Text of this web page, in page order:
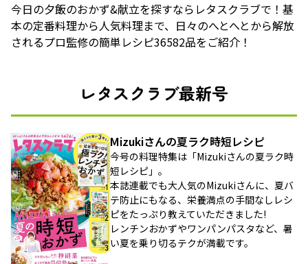
今日の夕飯のおかず&献立を探すならレタスクラブで！基
本の定番料理から人気料理まで、日々のへとへとから解放
されるプロ監修の簡単レシピ36582品をご紹介！
レタスクラブ最新号
Mizukiさんの夏ラク時短レシピ
今号の料理特集は「Mizukiさんの夏ラク時
短レシピ」。
本誌連載でも大人気のMizukiさんに、夏バ
テ防止にもなる、栄養満点の手間なしレシ
ピをたっぷり教えていただきました!
レンチンおかずやワンパンパスタなど、暑
い夏を乗り切るテクが満載です。